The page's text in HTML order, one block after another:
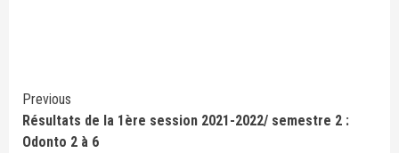
Continue
Reading
Previous
Résultats de la 1ère session 2021-2022/ semestre 2 :
Odonto 2 à 6